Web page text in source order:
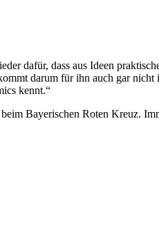
dafür, dass aus Ideen
darum für ihn auch gar
kennt.“
Bayerischen Roten Kreuz.